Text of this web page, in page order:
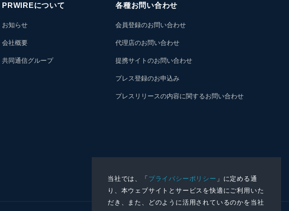
当社では、「 プライバシーポリシー 」に定める通
り、本ウェブサイトとサービスを快適にご利用いた
だき、また、どのように活用されているのかを当社
PRWIREについて
お知らせ
会社概要
共同通信グループ
各種お問い合わせ
会員登録のお問い合わせ
代理店のお問い合わせ
提携サイトのお問い合わせ
プレス登録のお申込み
プレスリリースの内容に関するお問い合わせ